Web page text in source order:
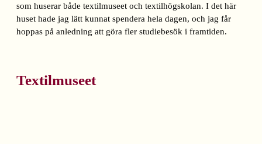
som huserar både textilmuseet och textilhögskolan. I det här
huset hade jag lätt kunnat spendera hela dagen, och jag får
hoppas på anledning att göra fler studiebesök i framtiden.
Textilmuseet